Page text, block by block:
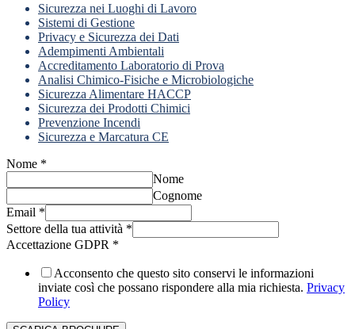
Sicurezza nei Luoghi di Lavoro
Sistemi di Gestione
Privacy e Sicurezza dei Dati
Adempimenti Ambientali
Accreditamento Laboratorio di Prova
Analisi Chimico-Fisiche e Microbiologiche
Sicurezza Alimentare HACCP
Sicurezza dei Prodotti Chimici
Prevenzione Incendi
Sicurezza e Marcatura CE
Nome *
Nome
Cognome
Email *
Settore della tua attività *
Accettazione GDPR *
Acconsento che questo sito conservi le informazioni
inviate così che possano rispondere alla mia richiesta. Privacy
Policy